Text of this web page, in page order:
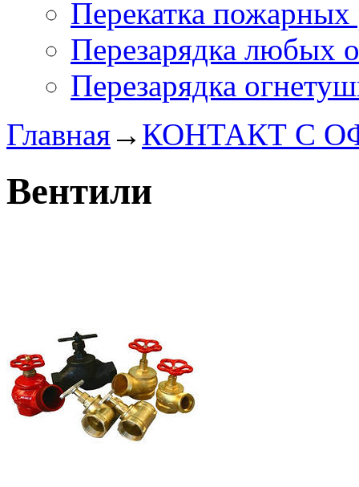
Перекатка пожарных
Перезарядка любых
Перезарядка
Главная→ КОНТАКТ С
Вентили